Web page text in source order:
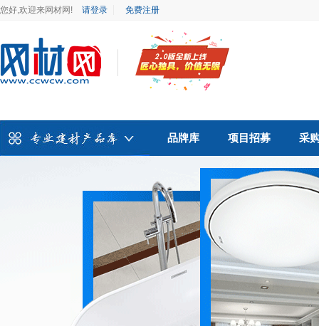
您好,欢迎来网材网! 请登录 免费注册
品牌库 项目招募 采